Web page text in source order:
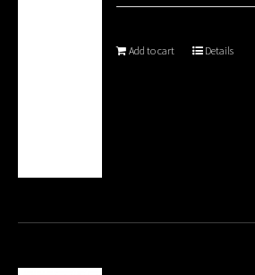
Add to cart Details